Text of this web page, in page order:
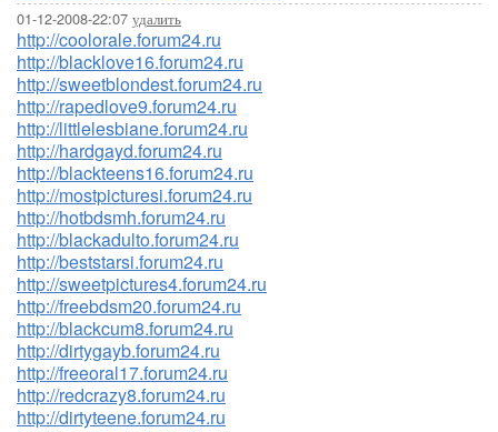
01-12-2008-22:07 удалить
http://coolorale.forum24.ru
http://blacklove16.forum24.ru
http://sweetblondest.forum24.ru
http://rapedlove9.forum24.ru
http://littlelesbiane.forum24.ru
http://hardgayd.forum24.ru
http://blackteens16.forum24.ru
http://mostpicturesi.forum24.ru
http://hotbdsmh.forum24.ru
http://blackadulto.forum24.ru
http://beststarsi.forum24.ru
http://sweetpictures4.forum24.ru
http://freebdsm20.forum24.ru
http://blackcum8.forum24.ru
http://dirtygayb.forum24.ru
http://freeoral17.forum24.ru
http://redcrazy8.forum24.ru
http://dirtyteene.forum24.ru